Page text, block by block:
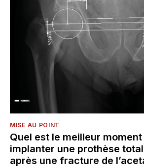
MISE AU POINT
Quel est le meilleur
implanter une prothèse
après une fracture de